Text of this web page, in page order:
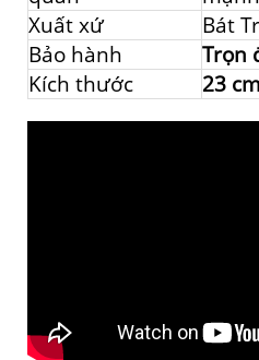
Xuất xứ
Bát
Bảo hành
Trọn
Kích thước
23